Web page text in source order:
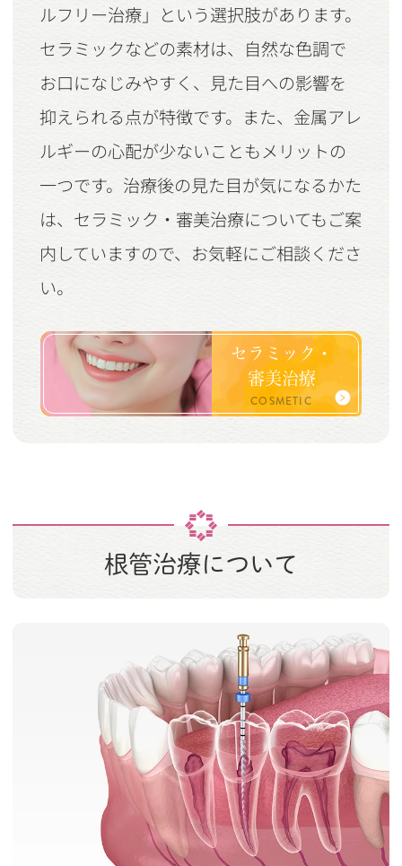
ルフリー治療」という選択肢があります。
セラミックなどの素材は、自然な色調で
お口になじみやすく、見た目への影響を
抑えられる点が特徴です。また、金属アレ
ルギーの心配が少ないこともメリットの
一つです。治療後の見た目が気になるかた
は、セラミック・審美治療についてもご案
内していますので、お気軽にご相談くださ
い。
セラミック・
審美治療
COSMETIC
根管治療について